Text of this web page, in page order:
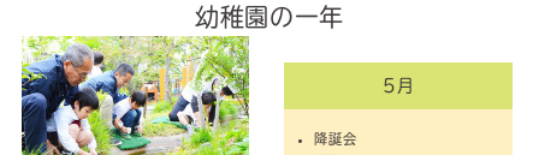
幼稚園の一年
5月
降誕会